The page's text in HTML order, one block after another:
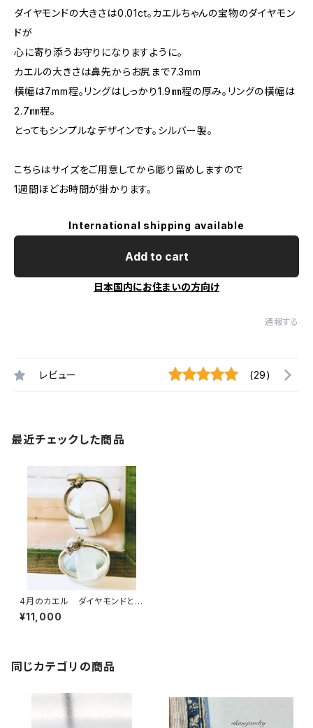
ダイヤモンドの大きさは0.01ct。カエルちゃんの宝物のダイヤモン
ドが
心に寄り添うお守りになりますように。
カエルの大きさは鼻先からお尻まで7.3mm
横幅は7mm程。リングはしっかり1.9㎜程の厚み。リングの横幅は
2.7㎜程。
とってもシンプルなデザインです。シルバー製。
こちらはサイズをご用意してから彫り留めしますので
1週間ほどお時間が掛かります。
International shipping available
Add to cart
日本国内にお住まいの方向け
通報する
レビュー (29)
最近チェックした商品
4月のカエル ダイヤモンドと小
さなカエルの指輪
¥11,000
同じカテゴリの商品